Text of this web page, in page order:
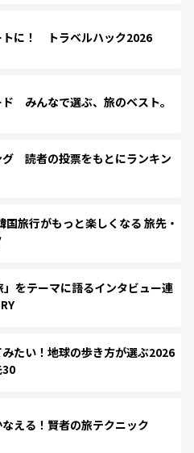
トに！ トラベルハック2026
みんなで選ぶ、旅のベスト。
グ 読者の投票をもとにランキン
旅行がもっと楽しくなる 旅先・
をテーマに語るインタビュー連
たい！地球の歩き方が選ぶ2026
える！賢者の旅テクニック